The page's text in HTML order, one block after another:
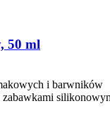
50 ml
i barwników
zabawkami